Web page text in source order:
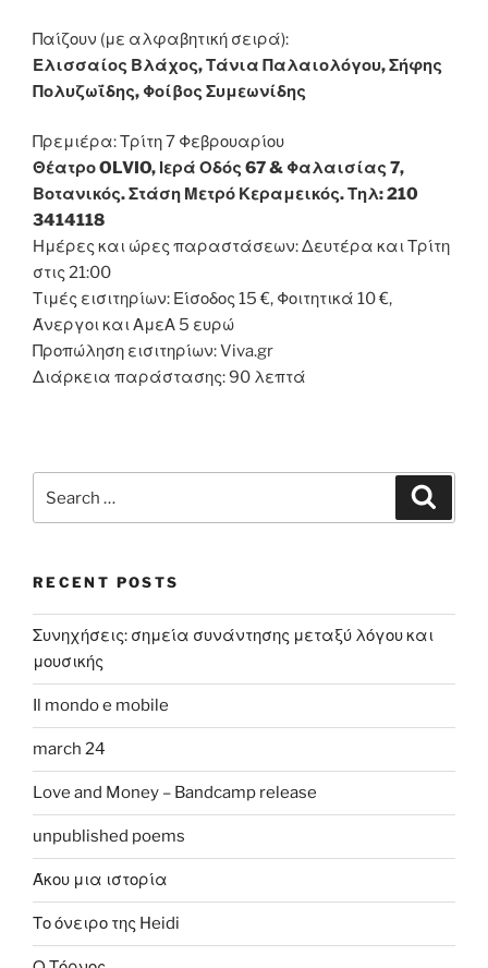
Παίζουν (με αλφαβητική σειρά):
Ελισσαίος Βλάχος, Τάνια Παλαιολόγου, Σήφης
Πολυζωΐδης, Φοίβος Συμεωνίδης
Πρεμιέρα: Τρίτη 7 Φεβρουαρίου
Θέατρο OLVIO, Ιερά Οδός 67 & Φαλαισίας 7,
Βοτανικός. Στάση Μετρό Κεραμεικός. Τηλ: 210
3414118
Ημέρες και ώρες παραστάσεων: Δευτέρα και Τρίτη
στις 21:00
Τιμές εισιτηρίων: Είσοδος 15 €, Φοιτητικά 10 €,
Άνεργοι και ΑμεΑ 5 ευρώ
Προπώληση εισιτηρίων: Viva.gr
Διάρκεια παράστασης: 90 λεπτά
for:
RECENT POSTS
Συνηχήσεις: σημεία συνάντησης μεταξύ λόγου και
μουσικής
Il mondo e mobile
march 24
Love and Money – Bandcamp release
unpublished poems
Άκου μια ιστορία
Το όνειρο της Heidi